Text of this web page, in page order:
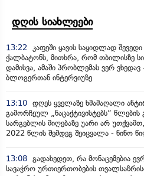
დღის სიახლეები
13:22
კაფეში ყავის საყიდლად
ქალბატონს, მითხრა, რომ თბილისზე
დამისვა, ამაში პრობლემას ვერ
ბლოგერთან ინტერვიუზე
13:10 დღეს ყველაზე ხმამაღალი
გამორჩეულ „ნაცაქტივისტებს“
სარგებლის მიღებაზე უარი არ
2022 წლის შემდეგ შეიცვალა - ნინო
13:08 გადახედეთ, რა მონაცემებია
სავაჭრო ურთიერთობების